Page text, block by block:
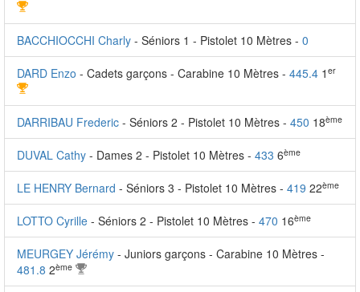
BACCHIOCCHI Charly - Séniors 1 - Pistolet 10 Mètres - 0
DARD Enzo - Cadets garçons - Carabine 10 Mètres - 445.4 1 er
DARRIBAU Frederic - Séniors 2 - Pistolet 10 Mètres - 450 18ème
DUVAL Cathy - Dames 2 - Pistolet 10 Mètres - 433 6ème
LE HENRY Bernard - Séniors 3 - Pistolet 10 Mètres - 419 22ème
LOTTO Cyrille - Séniors 2 - Pistolet 10 Mètres - 470 16ème
MEURGEY Jérémy - Juniors garçons - Carabine 10 Mètres -
481.8 2ème